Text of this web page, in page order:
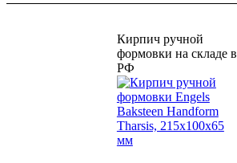
Кирпич ручной
формовки на складе в
РФ